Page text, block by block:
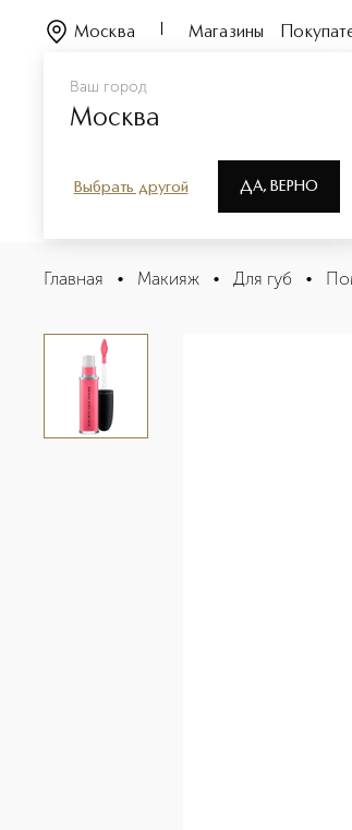
Ваш город
Москва
Выбрать другой ДА, ВЕРНО
Москва Магазины
Парфюмерия
RETRO MATTE LIQUID LIPCOLOUR
Описание
Главная • Макияж • Для губ •